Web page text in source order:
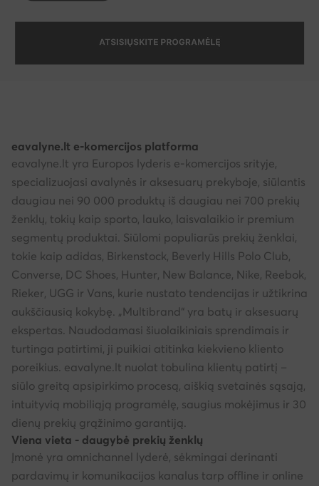
eavalyne.lt e-komercijos platforma
eavalyne.lt yra Europos lyderis e-komercijos srityje,
specializuojasi avalynės ir aksesuarų prekyboje, siūlantis
daugiau nei 90 000 produktų iš daugiau nei 700 prekių
ženklų, tokių kaip sporto, lauko, laisvalaikio ir premium
segmentų produktai. Siūlomi populiarūs prekių ženklai,
tokie kaip adidas, Birkenstock, Beverly Hills Polo Club,
Converse, DC Shoes, Hunter, New Balance, Nike, Reebok,
Rieker, UGG ir Vans, kurie nustato tendencijas ir užtikrina
aukščiausią kokybę. „Multibrand“ yra batų ir aksesuarų
ekspertas. Naudodamasi šiuolaikiniais sprendimais ir
turtinga patirtimi, ji puikiai atitinka kiekvieno kliento
poreikius. eavalyne.lt nuolat tobulina klientų patirtį –
siūlo greitą apsipirkimo procesą, aiškią svetainės sąsają,
intuityvią mobiliąją programėlę, saugius mokėjimus ir 30
dienų prekių grąžinimo garantiją.
Viena vieta - daugybė prekių ženklų
Įmonė yra omnichannel lyderė, sėkmingai derinanti
pardavimų ir komunikacijos kanalus tarp offline ir online